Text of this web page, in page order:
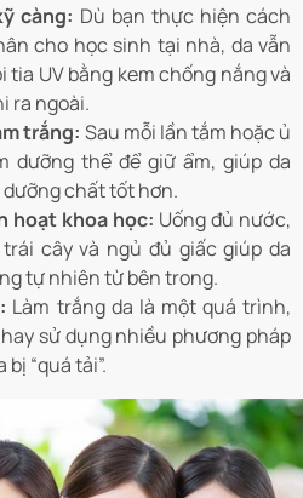
càng: Dù bạn thực hiện cách
cho học sinh tại nhà, da vẫn
tia UV bằng kem chống nắng và
ra ngoài.
trắng: Sau mỗi lần tắm hoặc ủ
dưỡng thể để giữ ẩm, giúp da
chất tốt hơn.
hoạt khoa học: Uống đủ nước,
cây và ngủ đủ giấc giúp da
tự nhiên từ bên trong.
Làm trắng da là một quá trình,
sử dụng nhiều phương pháp
“quá tải”.